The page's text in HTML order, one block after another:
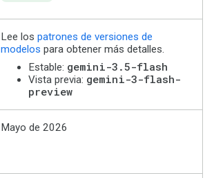
Lee los patrones de versiones de
modelos para obtener más detalles.
Estable: gemini-3.5-flash
Vista previa: gemini-3-flash-
preview
Mayo de 2026